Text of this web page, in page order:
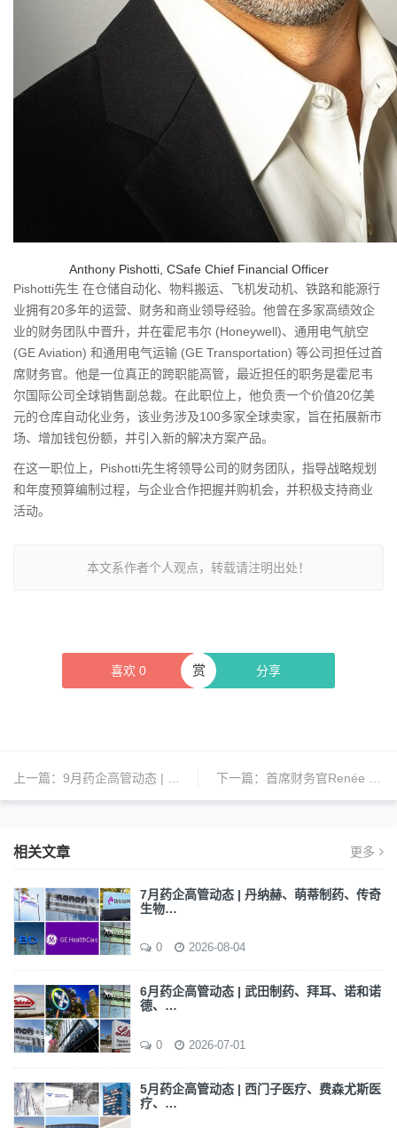
Anthony Pishotti, CSafe Chief Financial Officer
Pishotti先生 在仓储自动化、物料搬运、飞机发动机、铁路和能源行
业拥有20多年的运营、财务和商业领导经验。他曾在多家高绩效企
业的财务团队中晋升，并在霍尼韦尔 (Honeywell)、通用电气航空
(GE Aviation) 和通用电气运输 (GE Transportation) 等公司担任过首
席财务官。他是一位真正的跨职能高管，最近担任的职务是霍尼韦
尔国际公司全球销售副总裁。在此职位上，他负责一个价值20亿美
元的仓库自动化业务，该业务涉及100多家全球卖家，旨在拓展新市
场、增加钱包份额，并引入新的解决方案产品。
在这一职位上，Pishotti先生将领导公司的财务团队，指导战略规划
和年度预算编制过程，与企业合作把握并购机会，并积极支持商业
活动。
本文系作者个人观点，转载请注明出处！
喜欢 0 分享
赏
上一篇： 9月药企高管动态 | 辉瑞、诺华、GSK、渤健、百特、杨森、因美纳、龙沙、捷迈邦美、康蒂思、沃博联、百济神州等全球药企人事变动 下一篇： 首席财务官Renée Galá晋身为Jazz Pharmaceuticals的总裁兼首席运营官
相关文章 更多
7月药企高管动态 | 丹纳赫、萌蒂制药、传奇
生物…
0 2026-08-04
6月药企高管动态 | 武田制药、拜耳、诺和诺
德、…
0 2026-07-01
5月药企高管动态 | 西门子医疗、费森尤斯医
疗、…